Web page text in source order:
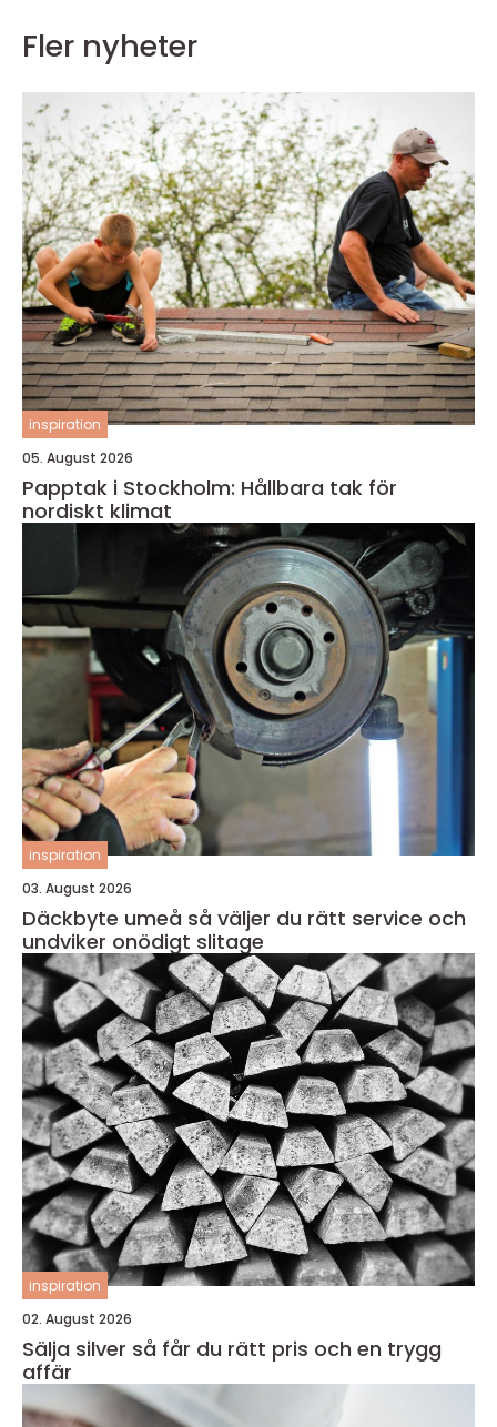
Fler nyheter
inspiration
05. August 2026
Papptak i Stockholm: Hållbara tak för
nordiskt klimat
inspiration
03. August 2026
Däckbyte umeå så väljer du rätt service och
undviker onödigt slitage
inspiration
02. August 2026
Sälja silver så får du rätt pris och en trygg
affär